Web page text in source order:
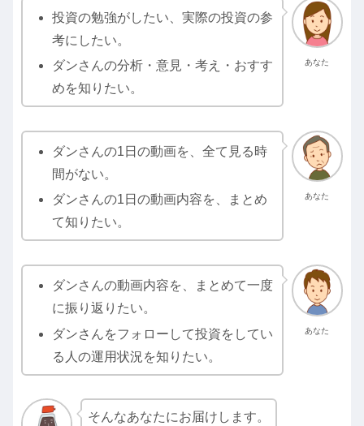
あなた
投資の勉強がしたい、実際の投資の参
考にしたい。
ダンさんの分析・意見・考え・おすす
めを知りたい。
あなた
ダンさんの1日の動画を、全て見る時
間がない。
ダンさんの1日の動画内容を、まとめ
て知りたい。
あなた
ダンさんの動画内容を、まとめて一度
に振り返りたい。
ダンさんをフォローして投資をしてい
る人の運用状況を知りたい。
そんなあなたにお届けします。